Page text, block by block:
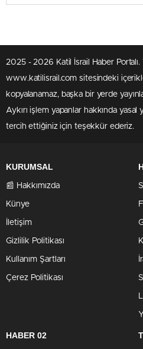
2025 - 2026 Katil İsrail Haber Portalı.
www.katilisrail.com sitesindeki
kopyalanamaz, başka bir yerde
Aykırı işlem yapanlar hakkında yasal
tercih ettiğiniz için teşekkür ederiz.
KURUMSAL
📰 Hakkımızda
Künye
İletişim
Gizlilik Politikası
Kullanım Şartları
Çerez Politikası
HABER 02